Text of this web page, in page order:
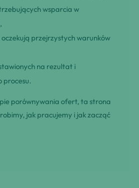
wsparcia w
przejrzystych warunków
na rezultat i
procesu.
porównywania ofert, ta strona
jak pracujemy i jak zacząć